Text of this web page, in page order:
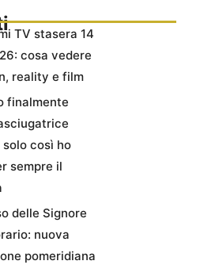
TV stasera 14
cosa vedere
reality e film
finalmente
solo così ho
sempre il
delle Signore
nuova
pomeridiana